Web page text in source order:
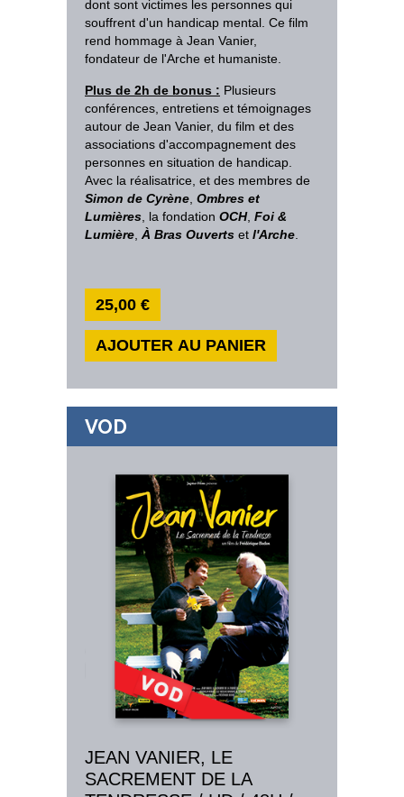
dont sont victimes les personnes qui
souffrent d'un handicap mental. Ce film
rend hommage à Jean Vanier,
fondateur de l'Arche et humaniste.
Plus de 2h de bonus : Plusieurs
conférences, entretiens et témoignages
autour de Jean Vanier, du film et des
associations d'accompagnement des
personnes en situation de handicap.
Avec la réalisatrice, et des membres de
Simon de Cyrène Ombres et
Lumières , la fondation OCH, Foi &
Lumière À Bras Ouverts et l'Arche
25,00 €
AJOUTER AU PANIER
VOD
JEAN VANIER, LE
SACREMENT DE LA